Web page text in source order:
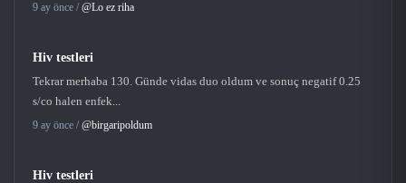
9 ay önce / @Lo ez riha
Hiv testleri
Tekrar merhaba 130. Günde vidas duo oldum ve sonuç negatif 0.25
s/co halen enfek...
9 ay önce / @birgaripoldum
Hiv testleri